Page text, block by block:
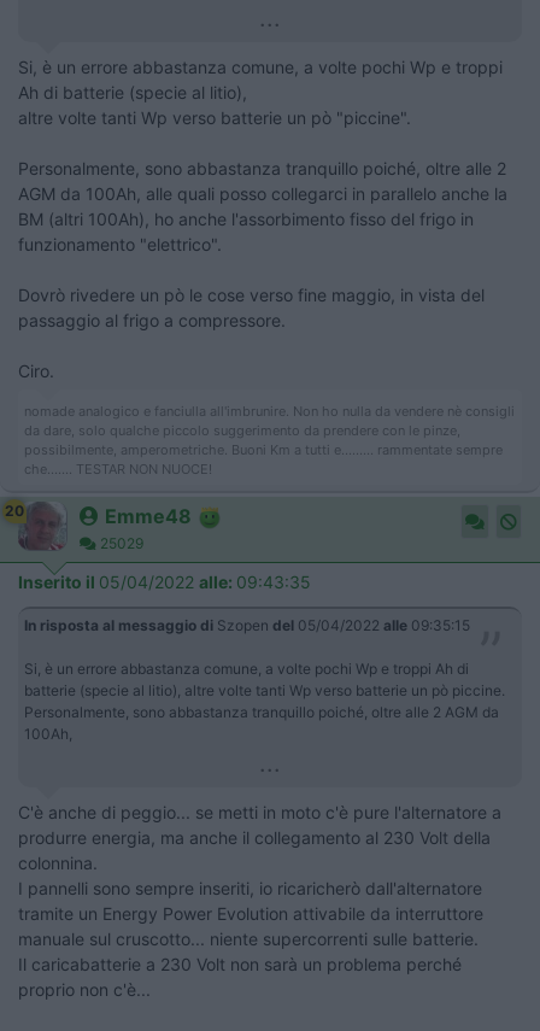
...
Si, è un errore abbastanza comune, a volte pochi Wp e troppi
Ah di batterie (specie al litio),
altre volte tanti Wp verso batterie un pò "piccine".
Personalmente, sono abbastanza tranquillo poiché, oltre alle 2
AGM da 100Ah, alle quali posso collegarci in parallelo anche la
BM (altri 100Ah), ho anche l'assorbimento fisso del frigo in
funzionamento "elettrico".
Dovrò rivedere un pò le cose verso fine maggio, in vista del
passaggio al frigo a compressore.
Ciro.
nomade analogico e fanciulla all'imbrunire. Non ho nulla da vendere nè consigli
da dare, solo qualche piccolo suggerimento da prendere con le pinze,
possibilmente, amperometriche. Buoni Km a tutti e......... rammentate sempre
che....... TESTAR NON NUOCE!
20 Emme48
25029
Inserito il 05/04/2022 alle: 09:43:35
In risposta al messaggio di Szopen del 05/04/2022 alle 09:35:15
Si, è un errore abbastanza comune, a volte pochi Wp e troppi Ah di
batterie (specie al litio), altre volte tanti Wp verso batterie un pò piccine.
Personalmente, sono abbastanza tranquillo poiché, oltre alle 2 AGM da
100Ah,
...
C'è anche di peggio... se metti in moto c'è pure l'alternatore a
produrre energia, ma anche il collegamento al 230 Volt della
colonnina.
I pannelli sono sempre inseriti, io ricaricherò dall'alternatore
tramite un Energy Power Evolution attivabile da interruttore
manuale sul cruscotto... niente supercorrenti sulle batterie.
Il caricabatterie a 230 Volt non sarà un problema perché
proprio non c'è...